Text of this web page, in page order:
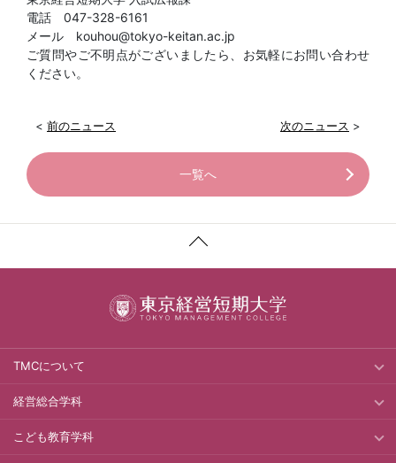
電話 047-328-6161
メール kouhou@tokyo-keitan.ac.jp
ご質問やご不明点がございましたら、お気軽にお問い合わせ
ください。
< 前のニュース 次のニュース >
一覧へ
TMCについて
経営総合学科
こども教育学科